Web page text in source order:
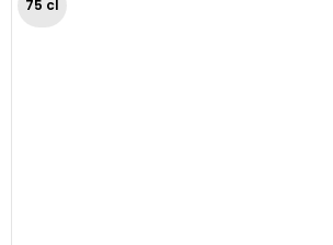
75 cl